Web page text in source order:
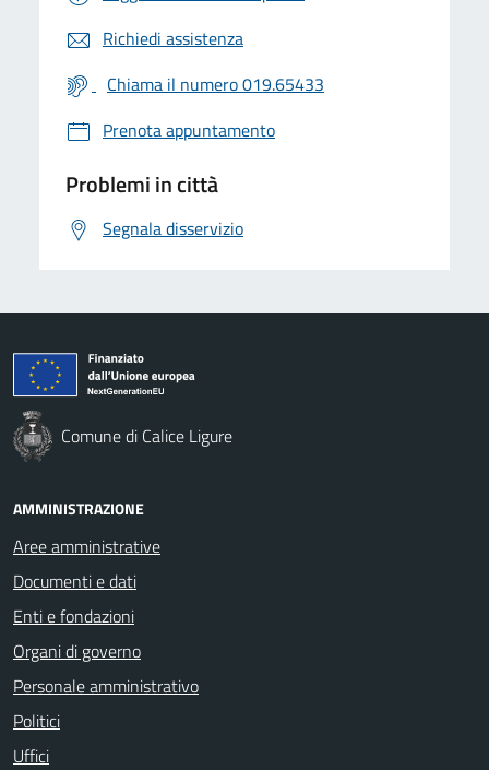
Richiedi assistenza
Chiama il numero 019.65433
Prenota appuntamento
Problemi in città
Segnala disservizio
Comune di Calice Ligure
AMMINISTRAZIONE
Aree amministrative
Documenti e dati
Enti e fondazioni
Organi di governo
Personale amministrativo
Politici
Uffici